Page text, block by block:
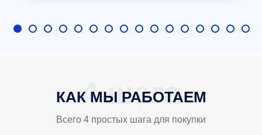
КАК МЫ РАБОТАЕМ
Всего 4 простых шага для покупки